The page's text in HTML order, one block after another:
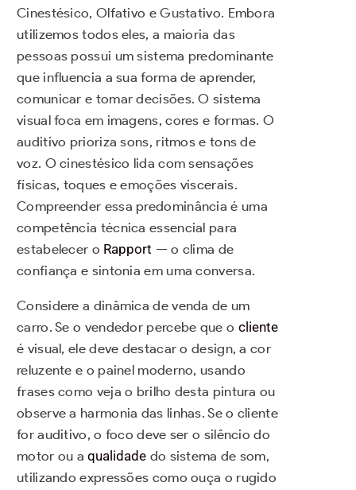
Cinestésico, Olfativo e Gustativo. Embora
utilizemos todos eles, a maioria das
pessoas possui um sistema predominante
que influencia a sua forma de aprender,
comunicar e tomar decisões. O sistema
visual foca em imagens, cores e formas. O
auditivo prioriza sons, ritmos e tons de
voz. O cinestésico lida com sensações
físicas, toques e emoções viscerais.
Compreender essa predominância é uma
competência técnica essencial para
estabelecer o Rapport — o clima de
confiança e sintonia em uma conversa.
Considere a dinâmica de venda de um
carro. Se o vendedor percebe que o cliente
é visual, ele deve destacar o design, a cor
reluzente e o painel moderno, usando
frases como veja o brilho desta pintura ou
observe a harmonia das linhas. Se o cliente
for auditivo, o foco deve ser o silêncio do
motor ou aqualidade do sistema de som,
utilizando expressões como ouça o rugido